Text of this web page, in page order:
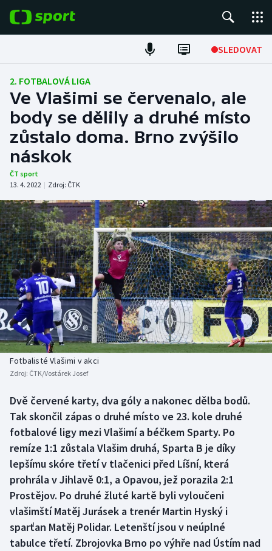
SLEDOVAT
Fotbal
Hokej
Tenis
Atletika
DALŠÍ SPORTY
Americký fotbal
Baseball a softbal
Basketbal
Biatlon
Boby a skeleton
Box
Curling
Dostihy
Florbal
Futsal
Golf
NEPŘEHLÉDNĚTE
Soutěže
Historické návraty
Aplikace ČT sport
AZ kvíz
2. FOTBALOVÁ LIGA
Ve Vlašimi se červenalo, ale
body se dělily a druhé místo
zůstalo doma. Brno zvýšilo
náskok
ČT sport
13. 4. 2022 | Zdroj: ČTK
Fotbalisté Vlašimi v akci
Zdroj: ČTK/Vostárek Josef
Dvě červené karty, dva góly a nakonec dělba bodů.
Tak skončil zápas o druhé místo ve 23. kole druhé
fotbalové ligy mezi Vlašimí a béčkem Sparty. Po
remíze 1:1 zůstala Vlašim druhá, Sparta B je díky
lepšímu skóre třetí v tlačenici před Líšní, která
prohrála v Jihlavě 0:1, a Opavou, jež porazila 2:1
Prostějov. Po druhé žluté kartě byli vyloučeni
vlašimští Matěj Jurásek a trenér Martin Hyský i
sparťan Matěj Polidar. Letenští jsou v neúplné
tabulce třetí. Zbrojovka Brno po výhře nad Ústím nad